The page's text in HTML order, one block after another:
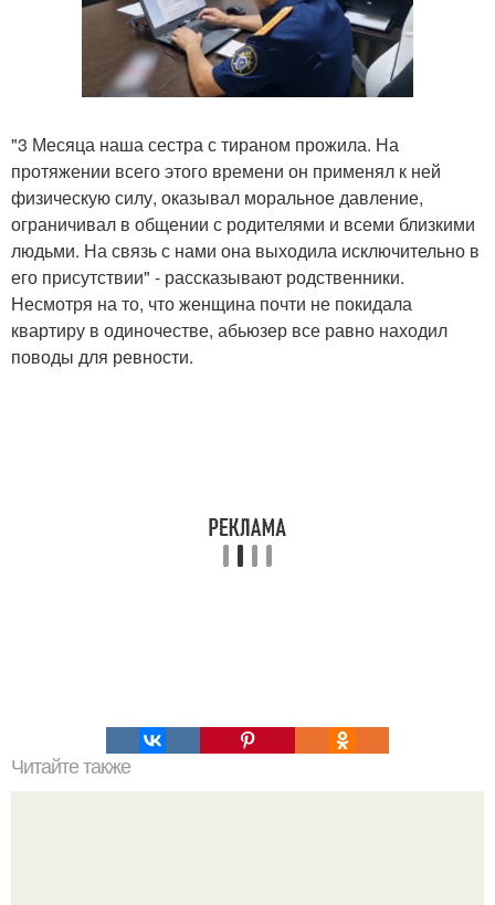
"3 Месяца наша сестра с тираном прожила. На
протяжении всего этого времени он применял к ней
физическую силу, оказывал моральное давление,
ограничивал в общении с родителями и всеми близкими
людьми. На связь с нами она выходила исключительно в
его присутствии" - рассказывают родственники.
Несмотря на то, что женщина почти не покидала
квартиру в одиночестве, абьюзер все равно находил
поводы для ревности.
Читайте также